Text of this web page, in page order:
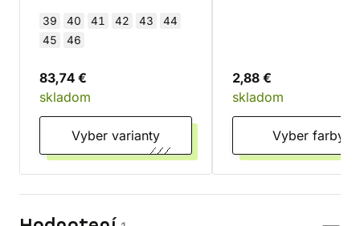
39 40 41 42 43
44
45
46
83,74 €
skladom
Vyber varianty
2,88 €
skladom
Vyber farby